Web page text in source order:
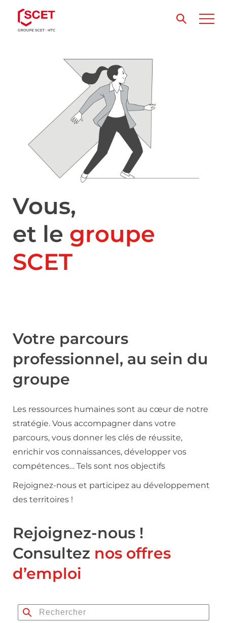
Vous,
et le groupe
SCET
Votre parcours
professionnel, au sein du
groupe
Les ressources humaines sont au cœur de notre
stratégie. Vous accompagner dans votre
parcours, vous donner les clés de réussite,
enrichir vos connaissances, développer vos
compétences… Tels sont nos objectifs
Rejoignez-nous et participez au développement
des territoires !
Rejoignez-nous !
Consultez nos offres
d’emploi